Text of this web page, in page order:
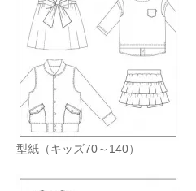
型紙（キッズ70～140）